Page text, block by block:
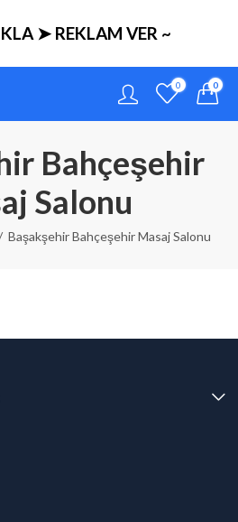
➤ REKLAM VER ~
0 0
Bahçeşehir
Salonu
Başakşehir Bahçeşehir Masaj Salonu